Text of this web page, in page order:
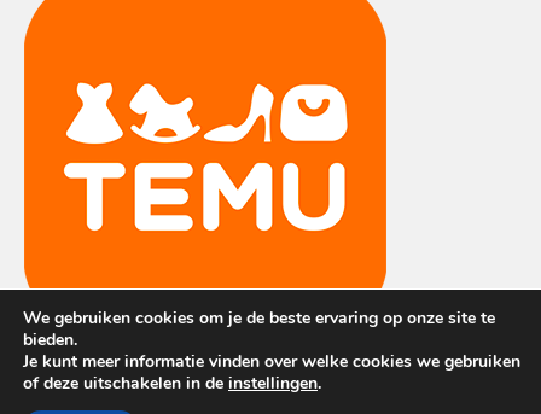
Copyright © 2026
We gebruiken cookies om je de beste ervaring op onze site te
bieden.
Je kunt meer informatie vinden over welke cookies we gebruiken
of deze uitschakelen in de instellingen.